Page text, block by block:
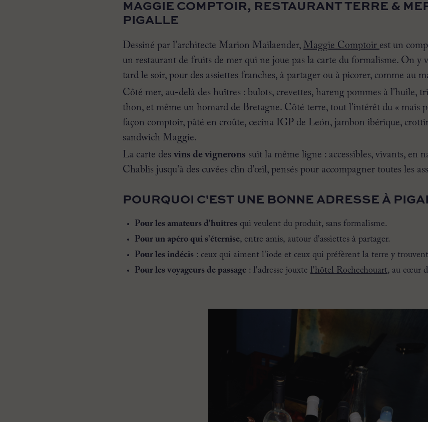
MAGGIE COMPTOIR, RESTAURANT TERRE &
PIGALLE
Dessiné par l'architecte Marion Mailaender, Maggie Comptoir est un
un restaurant de fruits de mer qui ne joue pas la carte du formalisme. On y
tard le soir, pour des assiettes franches, à partager ou à picorer, comme au
Côté mer, au-delà des huîtres : bulots, crevettes, hareng pommes à l'huile,
thon, et même un homard de Bretagne. Côté terre, tout l'intérêt du « mais
façon comptoir, pâté en croûte, cecina IGP de León, jambon ibérique,
sandwich Maggie.
La carte des vins de vignerons suit la même ligne : accessibles, vivants, en
Chablis jusqu'à des cuvées clin d'œil, pensés pour accompagner toutes les
POURQUOI C'EST UNE BONNE ADRESSE À
Pour les amateurs d'huîtres qui veulent du produit, sans formalisme.
Pour un apéro qui s'éternise, entre amis, autour d'assiettes à partager.
Pour les indécis : ceux qui aiment l'iode et ceux qui préfèrent la terre y
Pour les voyageurs de passage : l'adresse jouxte l'hôtel Rochechouart, au cœur